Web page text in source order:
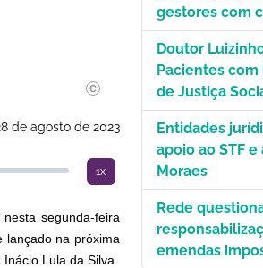
de agosto de 2023
1x
segunda-feira
lançado na próxima
Lula da Silva.
gestores com
Doutor
Pacientes com
de Justiça
Entidades
apoio ao STF
Moraes
Rede
emendas